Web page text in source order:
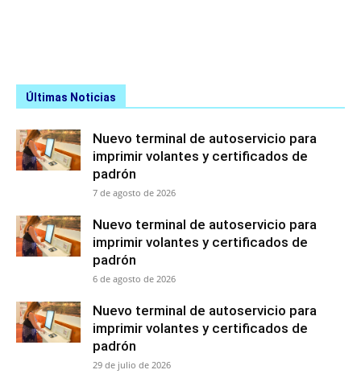
Últimas Noticias
Nuevo terminal de autoservicio para
imprimir volantes y certificados de
padrón
7 de agosto de 2026
Nuevo terminal de autoservicio para
imprimir volantes y certificados de
padrón
6 de agosto de 2026
Nuevo terminal de autoservicio para
imprimir volantes y certificados de
padrón
29 de julio de 2026